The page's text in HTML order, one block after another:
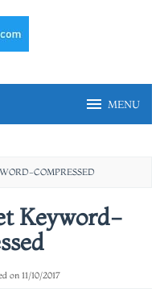
MENU
COMPRESSED
Keyword-
on 11/10/2017